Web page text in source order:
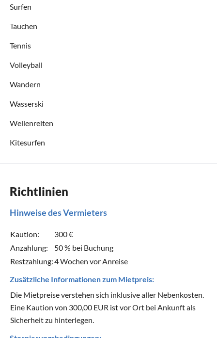
Surfen
Tauchen
Tennis
Volleyball
Wandern
Wasserski
Wellenreiten
Kitesurfen
Richtlinien
Hinweise des Vermieters
Kaution:
300 €
Anzahlung:
50 % bei Buchung
Restzahlung:4 Wochen vor Anreise
Zusätzliche Informationen zum Mietpreis:
Die Mietpreise verstehen sich inklusive aller Nebenkosten.
Eine Kaution von 300,00 EUR ist vor Ort bei Ankunft als
Sicherheit zu hinterlegen.